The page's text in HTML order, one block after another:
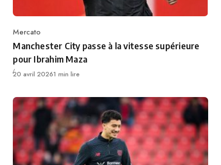
Category
Mercato
Manchester City passe à la vitesse supérieure
pour Ibrahim Maza
Publié
20 avril 20261 min lire